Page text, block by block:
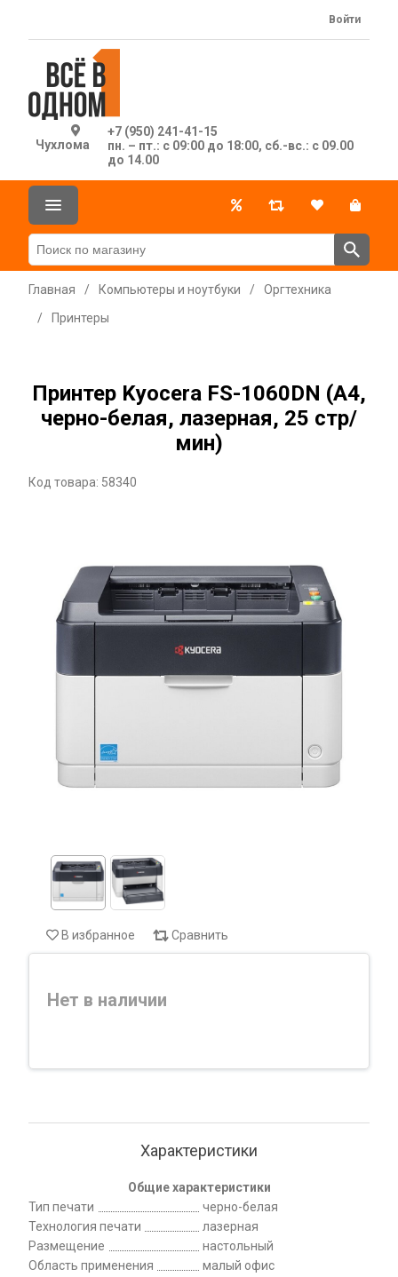
Чухлома
+7 (950) 241-41-15
пн. – пт.: с 09:00 до 18:00, сб.-вс.: с 09.00
до 14.00
Войти
Главная / Компьютеры и ноутбуки /
Оргтехника
/
Принтеры
Принтер Kyocera FS-1060DN (A4,
черно-белая, лазерная, 25 стр/
мин)
Код товара: 58340
В избранное Сравнить
Нет в наличии
Характеристики
Общие характеристики
Тип печати
черно-белая
Технология печати
лазерная
Размещение
настольный
Область применения
малый офис